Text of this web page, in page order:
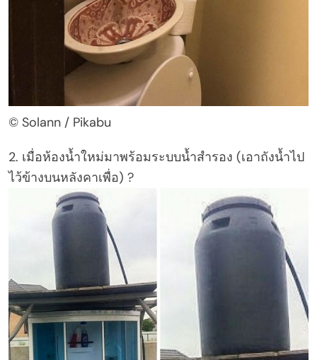
© Solann / Pikabu
2. เมื่อห้องน้ำใหม่มาพร้อมระบบน้ำสำรอง (เอาถังน้ำไป
ไว้ข้างบนหลังคาเพื่อ) ?